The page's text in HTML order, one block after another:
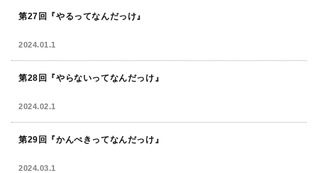
第27回『やるってなんだっけ』
2024.01.1
第28回『やらないってなんだっけ 』
2024.02.1
第29回『かんぺきってなんだっけ』
2024.03.1